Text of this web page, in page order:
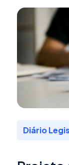
Diário